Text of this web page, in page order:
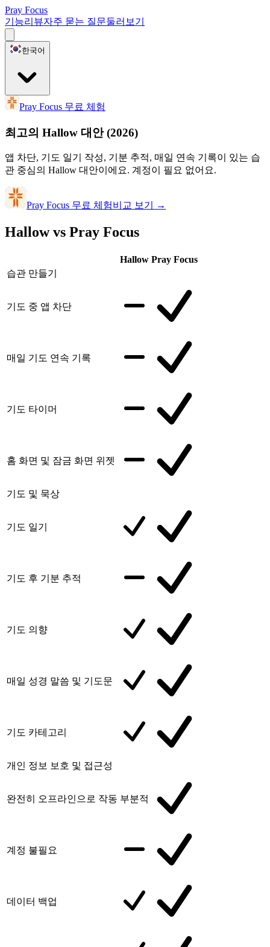
Pray Focus
기능리뷰자주 묻는 질문둘러보기
한국어
Pray Focus 무료 체험
최고의 Hallow 대안(2026)
앱 차단, 기도 일기 작성, 기분 추적, 매일 연속 기록이 있는 습
관 중심의 Hallow 대안이에요. 계정이 필요 없어요.
Pray Focus 무료 체험비교 보기 →
Hallow vs Pray Focus
Hallow Pray Focus
습관 만들기
기도 중 앱 차단
매일 기도 연속 기록
기도 타이머
홈 화면 및 잠금 화면 위젯
기도 및 묵상
기도 일기
기도 후 기분 추적
기도 의향
매일 성경 말씀 및 기도문
기도 카테고리
개인 정보 보호 및 접근성
완전히 오프라인으로 작동 부분적
계정 불필요
데이터 백업